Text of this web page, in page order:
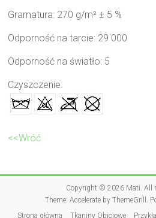
Gramatura: 270 g/m² ± 5 %
Odporność na tarcie: 29 000
Odporność na światło: 5
Czyszczenie:
<<Wróć
Copyright © 2026 Mati. All
Theme: Accelerateby ThemeGrill.
Strona główna
Tkaniny Obiciowe